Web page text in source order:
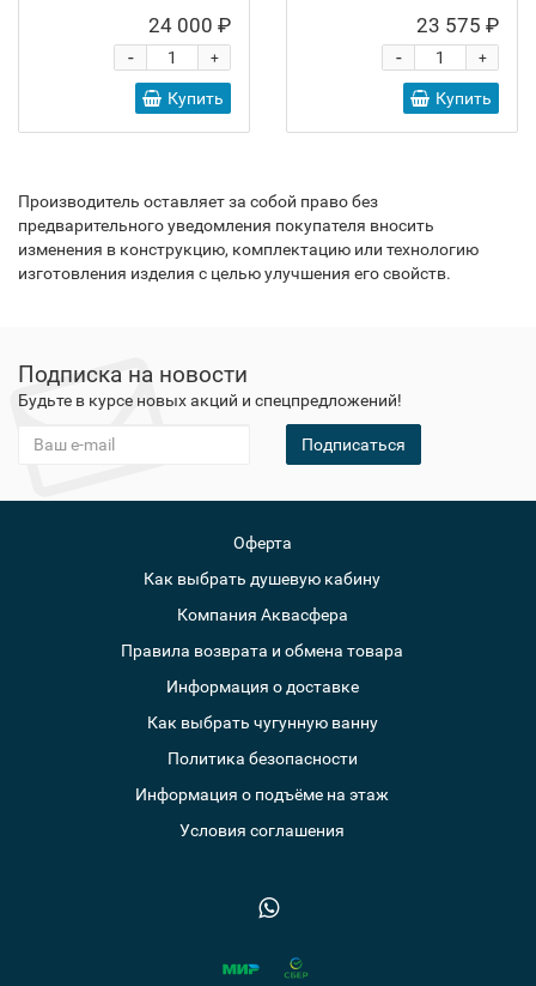
24 000 ₽
+
-
Купить
23 575 ₽
+
-
Купить
Производитель оставляет за собой право без
предварительного уведомления покупателя вносить
изменения в конструкцию, комплектацию или технологию
изготовления изделия с целью улучшения его свойств.
Подписка на новости
Будьте в курсе новых акций и спецпредложений!
Подписаться
Оферта
Как выбрать душевую кабину
Компания Аквасфера
Правила возврата и обмена товара
Информация о доставке
Как выбрать чугунную ванну
Политика безопасности
Информация о подъёме на этаж
Условия соглашения